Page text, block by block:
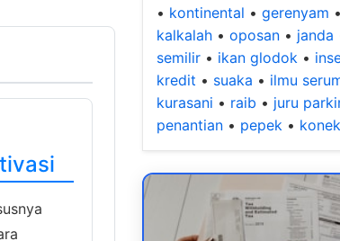
• kontinental • gerenyam •
kalkalah • oposan • janda
semilir • ikan glodok •
kredit • suaka • ilmu
kurasani • raib • juru
penantian • pepek •